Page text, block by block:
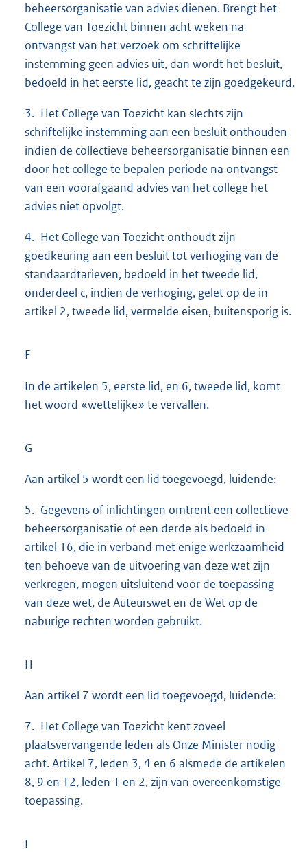
beheersorganisatie van advies dienen. Brengt het
College van Toezicht binnen acht weken na
ontvangst van het verzoek om schriftelijke
instemming geen advies uit, dan wordt het besluit,
bedoeld in het eerste lid, geacht te zijn goedgekeurd.
3. Het College van Toezicht kan slechts zijn
schriftelijke instemming aan een besluit onthouden
indien de collectieve beheersorganisatie binnen een
door het college te bepalen periode na ontvangst
van een voorafgaand advies van het college het
advies niet opvolgt.
4. Het College van Toezicht onthoudt zijn
goedkeuring aan een besluit tot verhoging van de
standaardtarieven, bedoeld in het tweede lid,
onderdeel c, indien de verhoging, gelet op de in
artikel 2, tweede lid, vermelde eisen, buitensporig is.
F
In de artikelen 5, eerste lid, en 6, tweede lid, komt
het woord «wettelijke» te vervallen.
G
Aan artikel 5 wordt een lid toegevoegd, luidende:
5. Gegevens of inlichtingen omtrent een collectieve
beheersorganisatie of een derde als bedoeld in
artikel 16, die in verband met enige werkzaamheid
ten behoeve van de uitvoering van deze wet zijn
verkregen, mogen uitsluitend voor de toepassing
van deze wet, de Auteurswet en de Wet op de
naburige rechten worden gebruikt.
H
Aan artikel 7 wordt een lid toegevoegd, luidende:
7. Het College van Toezicht kent zoveel
plaatsvervangende leden als Onze Minister nodig
acht. Artikel 7, leden 3, 4 en 6 alsmede de artikelen
8, 9 en 12, leden 1 en 2, zijn van overeenkomstige
toepassing.
I